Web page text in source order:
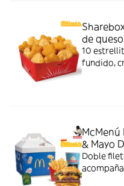
de
10
fundido,
McMenú
& Mayo
Doble